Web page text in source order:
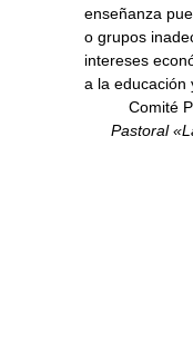
enseñanza
o grupos
intereses
a la educación
Comité
Pastoral